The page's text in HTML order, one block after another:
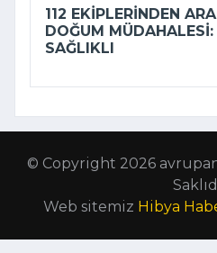
112 EKIPLERINDEN
DOĞUM
SAĞLIKLI
© Copyright 2026
Web sitemiz Hibya